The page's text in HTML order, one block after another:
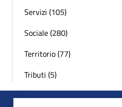
Servizi (105)
Sociale (280)
Territorio (77)
Tributi (5)